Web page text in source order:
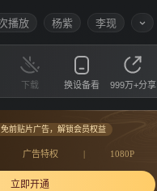
播放 杨紫 李现
下载 换设备看 999万+分享
免前贴片广告，解锁会员权益
广告特权 | 1080P
立即开通